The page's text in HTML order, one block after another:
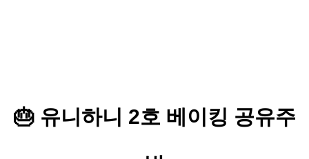
🎂 유니하니 2호 베이킹 공유주